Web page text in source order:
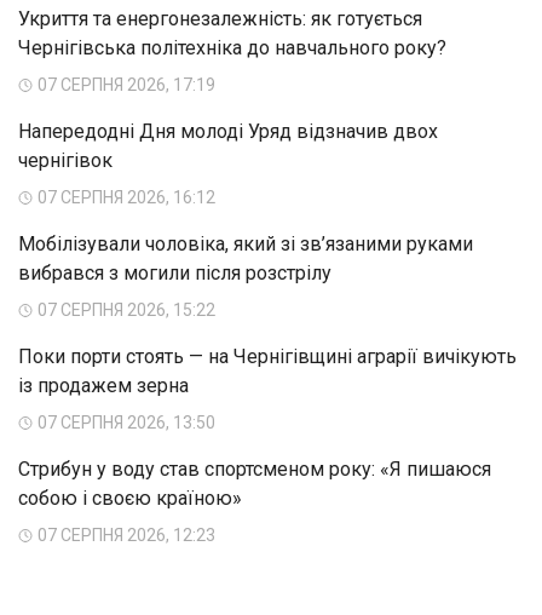
Укриття та енергонезалежність: як готується
Чернігівська політехніка до навчального року?
07 СЕРПНЯ 2026, 17:19
Напередодні Дня молоді Уряд відзначив двох
чернігівок
07 СЕРПНЯ 2026, 16:12
Мобілізували чоловіка, який зі зв’язаними руками
вибрався з могили після розстрілу
07 СЕРПНЯ 2026, 15:22
Поки порти стоять — на Чернігівщині аграрії вичікують
із продажем зерна
07 СЕРПНЯ 2026, 13:50
Стрибун у воду став спортсменом року: «Я пишаюся
собою і своєю країною»
07 СЕРПНЯ 2026, 12:23